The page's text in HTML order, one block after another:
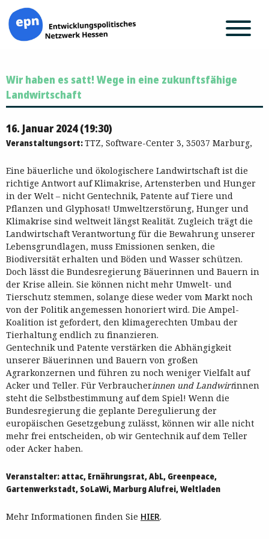
Inhalt
springen
Wir haben es satt! Wege in eine zukunftsfähige
Landwirtschaft
16. Januar 2024 (19:30)
Veranstaltungsort:TTZ, Software-Center 3, 35037 Marburg,
Eine bäuerliche und ökologischere Landwirtschaft ist die
richtige Antwort auf Klimakrise, Artensterben und Hunger
in der Welt – nicht Gentechnik, Patente auf Tiere und
Pflanzen und Glyphosat! Umweltzerstörung, Hunger und
Klimakrise sind weltweit längst Realität. Zugleich trägt die
Landwirtschaft Verantwortung für die Bewahrung unserer
Lebensgrundlagen, muss Emissionen senken, die
Biodiversität erhalten und Böden und Wasser schützen.
Doch lässt die Bundesregierung Bäuerinnen und Bauern in
der Krise allein. Sie können nicht mehr Umwelt- und
Tierschutz stemmen, solange diese weder vom Markt noch
von der Politik angemessen honoriert wird. Die Ampel-
Koalition ist gefordert, den klimagerechten Umbau der
Tierhaltung endlich zu finanzieren.
Gentechnik und Patente verstärken die Abhängigkeit
unserer Bäuerinnen und Bauern von großen
Agrarkonzernen und führen zu noch weniger Vielfalt auf
Acker und Teller. Für Verbraucherinnen und Landwirtinnen
steht die Selbstbestimmung auf dem Spiel! Wenn die
Bundesregierung die geplante Deregulierung der
europäischen Gesetzgebung zulässt, können wir alle nicht
mehr frei entscheiden, ob wir Gentechnik auf dem Teller
oder Acker haben.
Veranstalter: attac, Ernährungsrat, AbL, Greenpeace,
Gartenwerkstadt, SoLaWi, Marburg Alufrei, Weltladen
Mehr Informationen finden Sie HIER.